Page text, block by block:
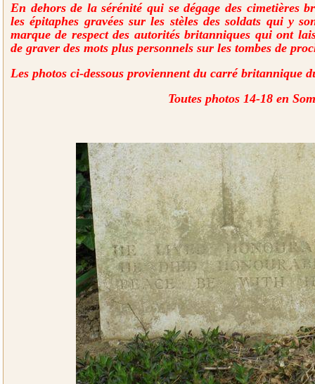
En dehors de la sérénité qui se dégage des cimetières
les épitaphes gravées sur les stèles des soldats qui y
marque de respect des autorités britanniques qui ont
de graver des mots plus personnels sur les tombes de
Les photos ci-dessous proviennent du carré britannique
Toutes photos 14-18 en